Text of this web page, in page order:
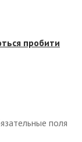
пробити
поля